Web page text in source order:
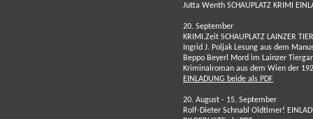
Jutta Wenth SCHAUPLATZ KRIMI
20. September
KRIMI.Zeit SCHAUPLATZ LAINZER
Ingrid J. Poljak Lesung aus dem
Beppo Beyerl
Mord im Lainzer
Kriminalroman aus dem Wien der
EINLADUNG beide als PDF
20. August - 15. September
Rolf-Dieter Schnabl Oldtimer!